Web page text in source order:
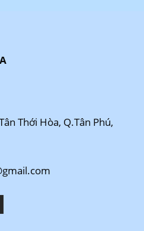
Thới Hòa, Q.Tân Phú,